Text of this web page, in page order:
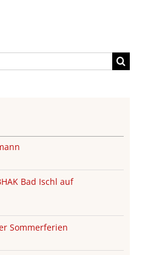
Bad Ischl auf
Sommerferien